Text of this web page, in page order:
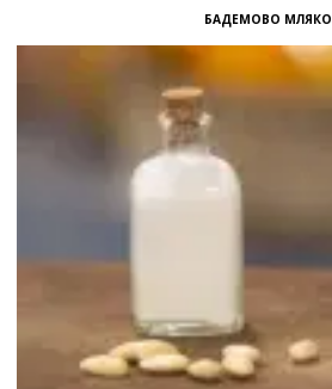
БАДЕМОВО МЛЯКО